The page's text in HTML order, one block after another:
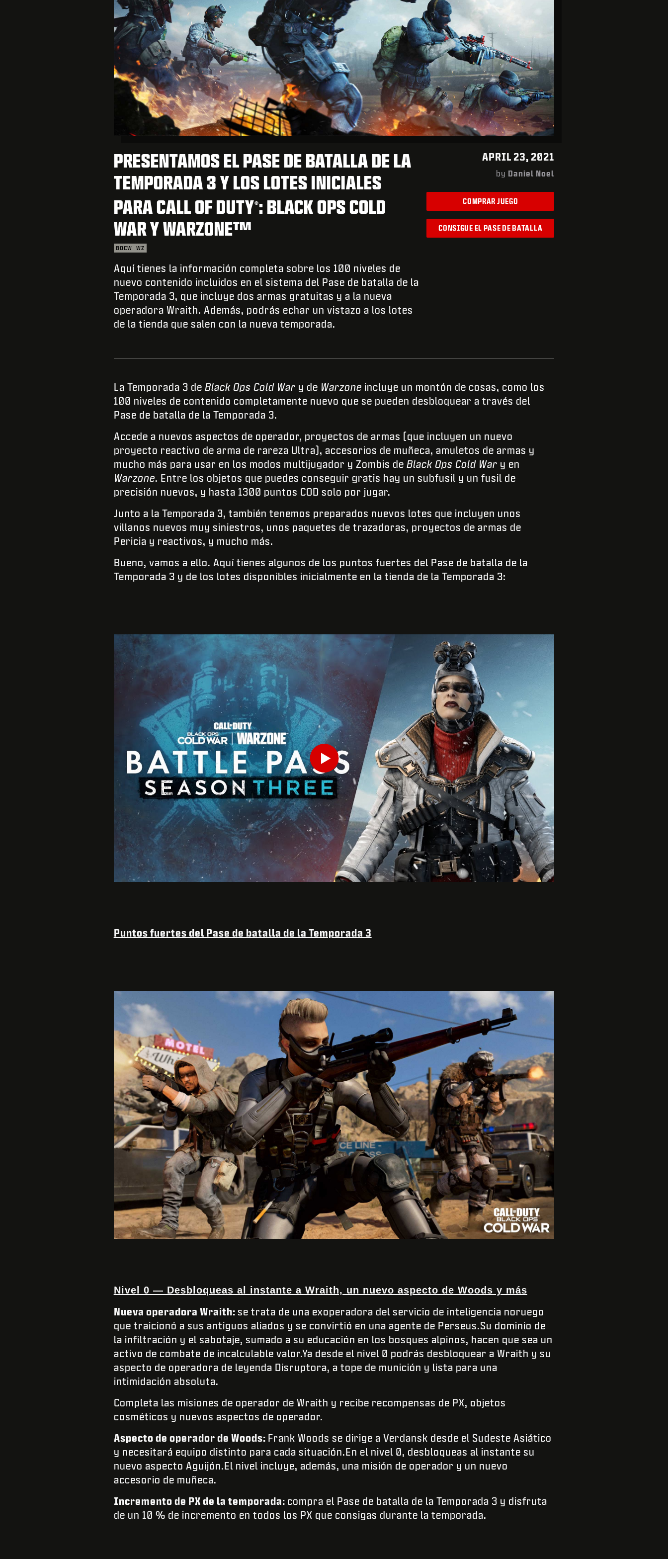
PRESENTAMOS EL PASE DE BATALLA DE LA
TEMPORADA 3 Y LOS LOTES INICIALES
PARA CALL OF DUTY®: BLACK OPS COLD
WAR Y WARZONE™
BOCW WZ
Aquí tienes la información completa sobre los 100 niveles de
nuevo contenido incluidos en el sistema del Pase de batalla de la
Temporada 3, que incluye dos armas gratuitas y a la nueva
operadora Wraith. Además, podrás echar un vistazo a los lotes
de la tienda que salen con la nueva temporada.
APRIL 23, 2021
by Daniel Noel
COMPRAR JUEGO
CONSIGUE EL PASE DE BATALLA
La Temporada 3 de Black Ops Cold War y de Warzone incluye un montón de cosas, como los
100 niveles de contenido completamente nuevo que se pueden desbloquear a través del
Pase de batalla de la Temporada 3.
Accede a nuevos aspectos de operador, proyectos de armas (que incluyen un nuevo
proyecto reactivo de arma de rareza Ultra), accesorios de muñeca, amuletos de armas y
mucho más para usar en los modos multijugador y Zombis de Black Ops Cold War y en
Warzone. Entre los objetos que puedes conseguir gratis hay un subfusil y un fusil de
precisión nuevos, y hasta 1300 puntos COD solo por jugar.
Junto a la Temporada 3, también tenemos preparados nuevos lotes que incluyen unos
villanos nuevos muy siniestros, unos paquetes de trazadoras, proyectos de armas de
Pericia y reactivos, y mucho más.
Bueno, vamos a ello. Aquí tienes algunos de los puntos fuertes del Pase de batalla de la
Temporada 3 y de los lotes disponibles inicialmente en la tienda de la Temporada 3:
INTRODUCE TU FECHA DE NACIMIENTO
ENVIAR
Play
Puntos fuertes del Pase de batalla de la Temporada 3
Nivel 0 — Desbloqueas al instante a Wraith, un nuevo aspecto de Woods y más
Nueva operadora Wraith: se trata de una exoperadora del servicio de inteligencia noruego
que traicionó a sus antiguos aliados y se convirtió en una agente de Perseus.Su dominio de
la infiltración y el sabotaje, sumado a su educación en los bosques alpinos, hacen que sea un
activo de combate de incalculable valor.Ya desde el nivel 0 podrás desbloquear a Wraith y su
aspecto de operadora de leyenda Disruptora, a tope de munición y lista para una
intimidación absoluta.
Completa las misiones de operador de Wraith y recibe recompensas de PX, objetos
cosméticos y nuevos aspectos de operador.
Aspecto de operador de Woods: Frank Woods se dirige a Verdansk desde el Sudeste Asiático
y necesitará equipo distinto para cada situación.En el nivel 0, desbloqueas al instante su
nuevo aspecto Aguijón.El nivel incluye, además, una misión de operador y un nuevo
accesorio de muñeca.
Incremento de PX de la temporada: compra el Pase de batalla de la Temporada 3 y disfruta
de un 10 % de incremento en todos los PX que consigas durante la temporada.